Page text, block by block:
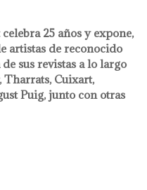
25 años y expone,
artistas de reconocido
sus revistas a lo largo
Tharrats, Cuixart,
Puig, junto con otras